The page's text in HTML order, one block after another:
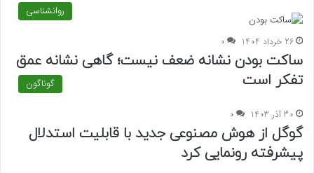
روانشناسی
26 خرداد 1404 0
ساکت بودن نشانه ضعف نیست؛ گاهی نشانه عمق
تفکر است
گوناگون
30 آذر 1403 0
گوگل از هوش مصنوعی جدید با قابلیت استدلال
پیشرفته رونمایی کرد